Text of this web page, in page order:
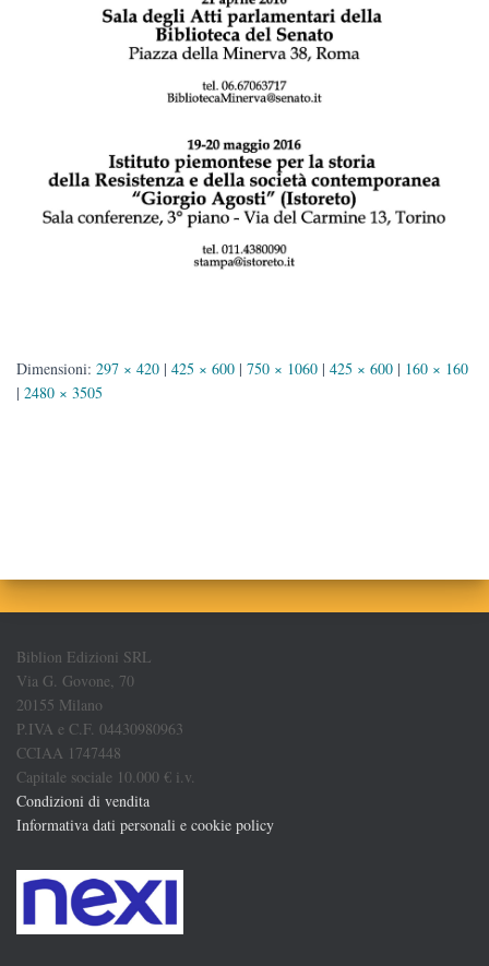
Dimensioni: 297 × 420 | 425 × 600 | 750 × 1060 | 425 × 600 | 160 × 160
| 2480 × 3505
Biblion Edizioni SRL
Via G. Govone, 70
20155 Milano
P.IVA e C.F. 04430980963
CCIAA 1747448
Capitale sociale 10.000 € i.v.
Condizioni di vendita
Informativa dati personali e cookie policy